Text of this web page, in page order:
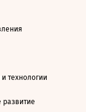
технологии
развитие